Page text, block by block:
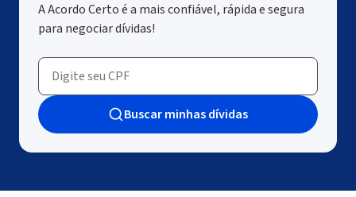
A Acordo Certo é a mais confiável, rápida e segura
para negociar dívidas!
Buscar minhas dívidas